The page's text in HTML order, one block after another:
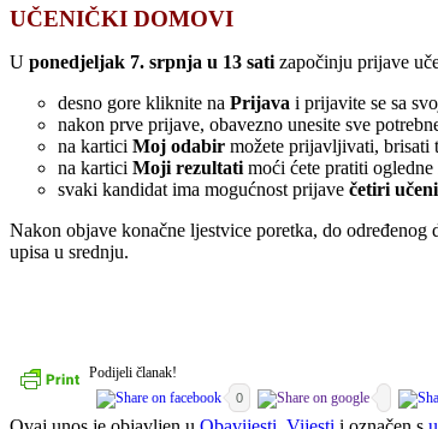
UČENIČKI DOMOVI
U ponedjeljak 7. srpnja u 13 sati započinju prijave
desno gore kliknite na Prijava i prijavite se sa
nakon prve prijave, obavezno unesite sve
na kartici Moj odabir možete prijavljivati, brisati
na kartici Moji rezultati moći ćete pratiti
svaki kandidat ima mogućnost prijave četiri
Nakon objave konačne ljestvice poretka, do
upisa u srednju.
Podijeli članak!
0